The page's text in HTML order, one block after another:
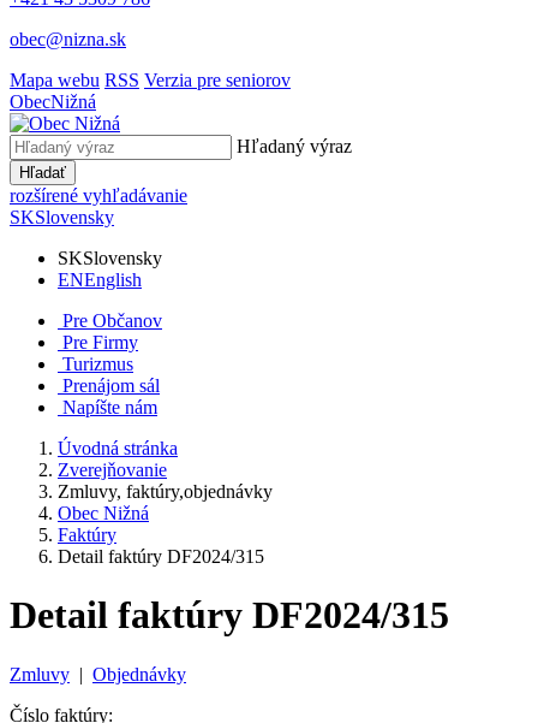
obec@nizna.sk
Mapa webu RSS Verzia pre seniorov
ObecNižná
Hľadaný výraz
Hľadať
rozšírené vyhľadávanie
SKSlovensky
SKSlovensky
ENEnglish
Pre Občanov
Pre Firmy
Turizmus
Prenájom sál
Napíšte nám
Úvodná stránka
Zverejňovanie
Zmluvy, faktúry,objednávky
Obec Nižná
Faktúry
Detail faktúry DF2024/315
Detail faktúry DF2024/315
Zmluvy | Objednávky
Číslo faktúry: